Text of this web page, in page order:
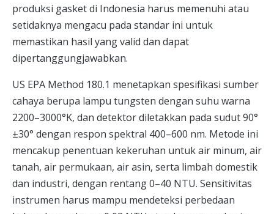
produksi gasket di Indonesia harus memenuhi atau
setidaknya mengacu pada standar ini untuk
memastikan hasil yang valid dan dapat
dipertanggungjawabkan.
US EPA Method 180.1 menetapkan spesifikasi sumber
cahaya berupa lampu tungsten dengan suhu warna
2200–3000°K, dan detektor diletakkan pada sudut 90°
±30° dengan respon spektral 400–600 nm. Metode ini
mencakup penentuan kekeruhan untuk air minum, air
tanah, air permukaan, air asin, serta limbah domestik
dan industri, dengan rentang 0–40 NTU. Sensitivitas
instrumen harus mampu mendeteksi perbedaan